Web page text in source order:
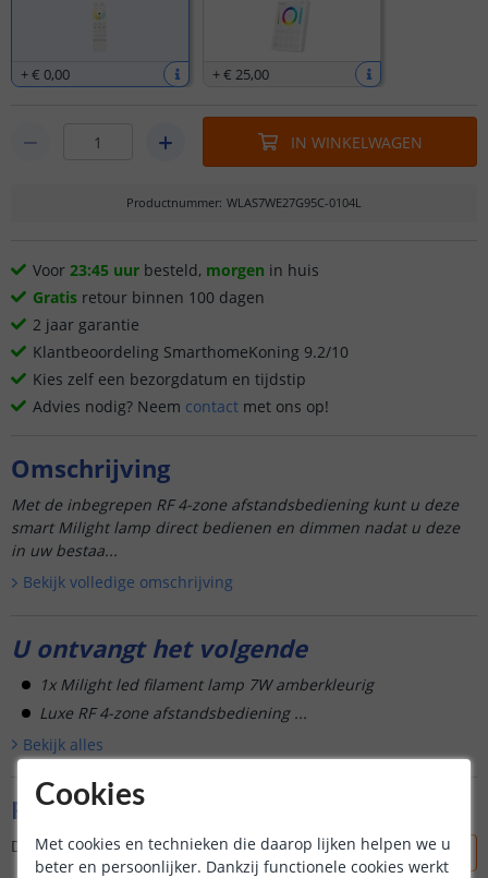
+€ 0,00 +€ 25,00
IN WINKELWAGEN
Productnummer: WLAS7WE27G95C-0104L
Voor 23:45 uur besteld, morgen in huis
Gratis retour binnen 100 dagen
2 jaar garantie
Klantbeoordeling SmarthomeKoning 9.2/10
Kies zelf een bezorgdatum en tijdstip
Advies nodig? Neem contact met ons op!
Omschrijving
Met de inbegrepen RF 4-zone afstandsbediening kunt u deze
smart Milight lamp direct bedienen en dimmen nadat u deze
in uw bestaa...
Bekijk volledige omschrijving
U ontvangt het volgende
1x Milight led filament lamp 7W amberkleurig
Luxe RF 4-zone afstandsbediening ...
Bekijk alles
Reviews
Dit product is nog niet beoordeeld door onze klanten.
Cookies
Met cookies en technieken die daarop lijken helpen we u
beter en persoonlijker. Dankzij functionele cookies werkt